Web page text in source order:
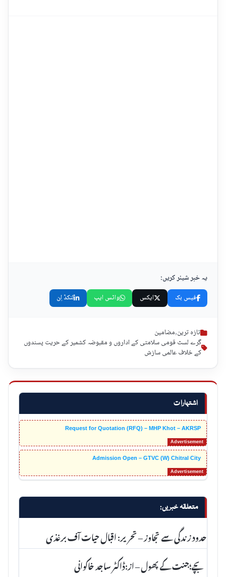
اشتہارات
Request for Quotation (RFQ) – MHP Khot – AKRSP
Admission Open – GTVC (W) Chitral City
متعلقہ خبریں:
حدود زندگی سے تجاوز – تحریر: اقبال حیات آف برغذی
بچے؛جنت کے پھول – از:ڈاکٹر ساجد خاکوانی
یہ خبر شیئر کریں:
فیس بک ایکس واٹس ایپ لنکڈ اِن
تازہ ترین,مضامین
گرے لسٹ قومی سلامتی کے اداروں و مقبوضہ کشمیر کے حریت پسندوں
کے خلاف عالمی سازش